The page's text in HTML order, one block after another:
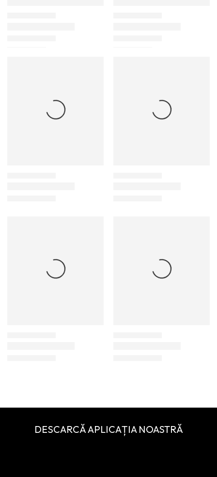
DESCARCĂ APLICAȚIA NOASTRĂ